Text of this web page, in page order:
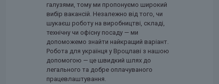
галузями, тому ми пропонуємо широкий
вибір вакансій. Незалежно від того, чи
шукаєш роботу на виробництві, складі,
технічну чи офісну посаду — ми
допоможемо знайти найкращий варіант.
Робота для українця у Вроцлаві з нашою
допомогою — це швидкий шлях до
легального та добре оплачуваного
працевлаштування.